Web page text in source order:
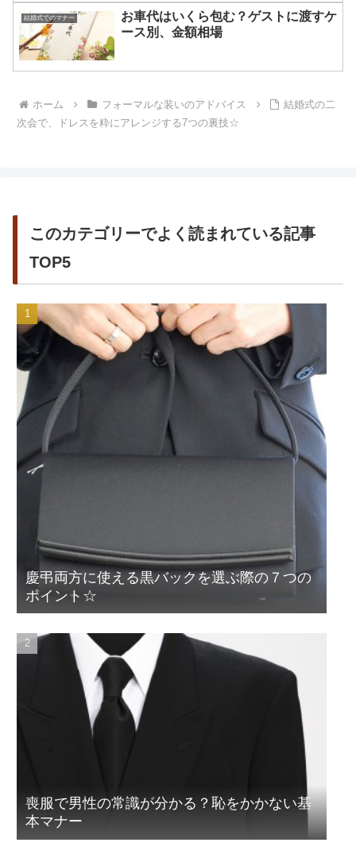
結婚式でのマナー
お車代はいくら包む？ゲストに渡すケ
ース別、金額相場
ホーム フォーマルな装いのアドバイス
結婚式の二
次会で、ドレスを粋にアレンジする7つの裏技☆
このカテゴリーでよく読まれている記事
TOP5
慶弔両方に使える黒バックを選ぶ際の７つの
ポイント☆
喪服で男性の常識が分かる？恥をかかない基
本マナー